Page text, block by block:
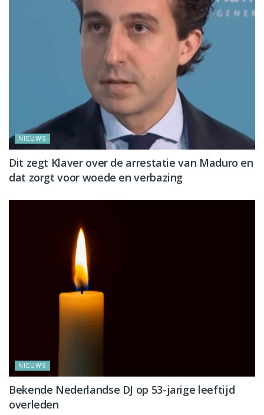
NIEUWS
Dit zegt Klaver over de arrestatie van Maduro en
dat zorgt voor woede en verbazing
NIEUWS
Bekende Nederlandse DJ op 53-jarige leeftijd
overleden